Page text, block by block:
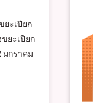
ยะเปียก
ยะเปียก
มกราคม